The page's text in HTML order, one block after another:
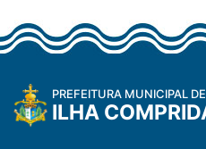
PREFEITURA MUNICIPAL DE
ILHA